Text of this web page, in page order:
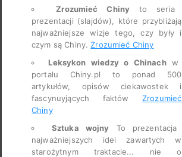
Zrozumieć Chiny to seria
prezentacji (slajdów), które przybliżają
najważniejsze wizje tego, czy były i
czym są Chiny.Zrozumieć Chiny
Leksykon wiedzy o Chinachw
portalu Chiny.pl to ponad 500
artykułów, opisów ciekawostek i
fascynuyjących faktówZrozumieć
Chiny
Sztuka wojny To prezentacja
najważniejszych idei zawartych w
starożytnym traktacie... nie o